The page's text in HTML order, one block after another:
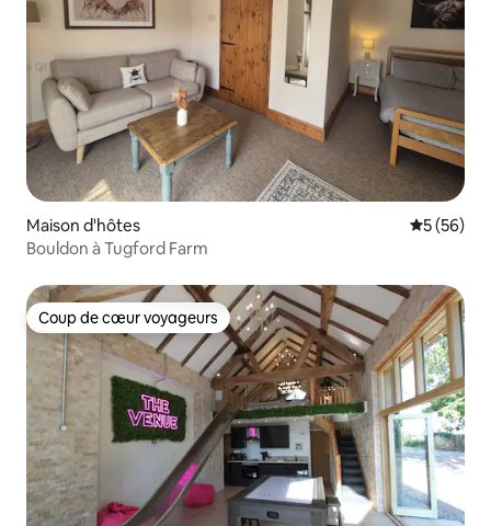
Maison d'hôtes
5 (56)
Bouldon à Tugford Farm
Coup de cœur voyageurs
Coup de cœur voyageurs